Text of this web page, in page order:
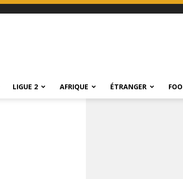
LIGUE 2 AFRIQUE ÉTRANGER